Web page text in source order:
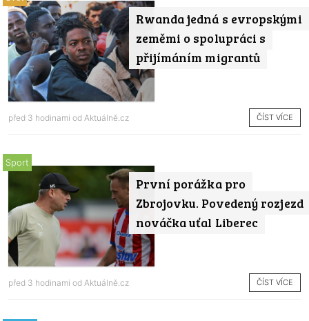
Rwanda jedná s evropskými
zeměmi o spolupráci s
přijímáním migrantů
před 3 hodinami od Aktuálně.cz ČÍST VÍCE
První porážka pro
Zbrojovku. Povedený rozjezd
nováčka uťal Liberec
Sport
před 3 hodinami od Aktuálně.cz ČÍST VÍCE